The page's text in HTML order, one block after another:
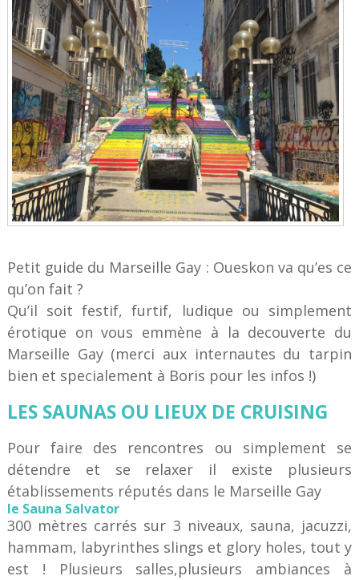
Petit guide du Marseille Gay : Oueskon va qu’es ce
qu’on fait ?
Qu’il soit festif, furtif, ludique ou simplement
érotique on vous emmène à la decouverte du
Marseille Gay (merci aux internautes du tarpin
bien et specialement à Boris pour les infos !)
LES SAUNAS OU LIEUX DE CRUISING
Pour faire des rencontres ou simplement se
détendre et se relaxer il existe plusieurs
établissements réputés dans le Marseille Gay
le Sauna Salvator
300 mètres carrés sur 3 niveaux, sauna, jacuzzi,
hammam, labyrinthes slings et glory holes, tout y
est ! Plusieurs salles,plusieurs ambiances à